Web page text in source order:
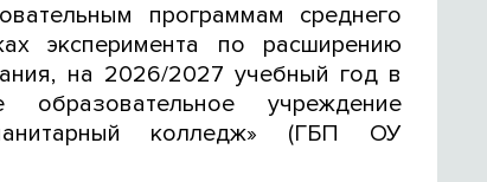
программам среднего
эксперимента по расширению
на 2026/2027 учебный год в
образовательное учреждение
колледж» (ГБП ОУ